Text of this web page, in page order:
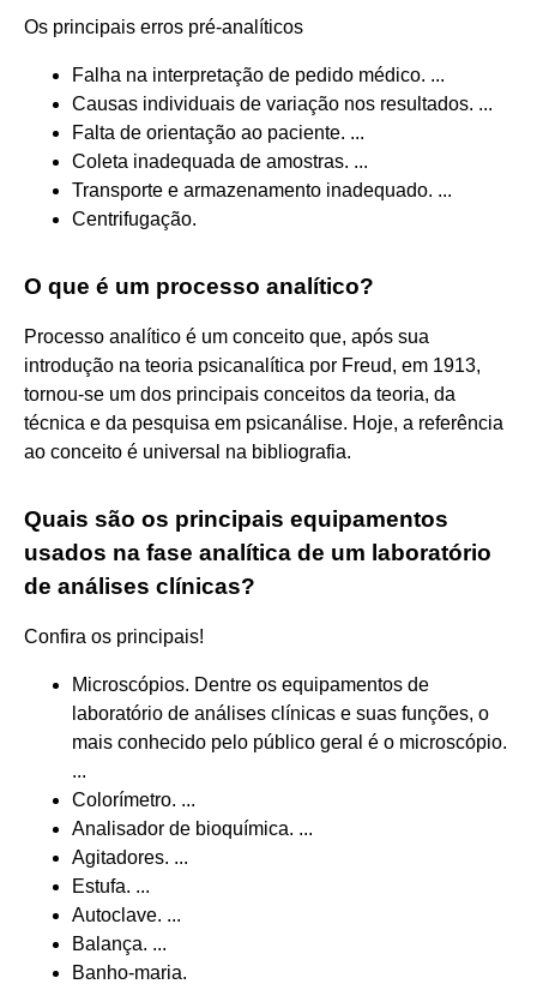
Os principais erros pré-analíticos
Falha na interpretação de pedido médico. ...
Causas individuais de variação nos resultados. ...
Falta de orientação ao paciente. ...
Coleta inadequada de amostras. ...
Transporte e armazenamento inadequado. ...
Centrifugação.
O que é um processo analítico?
Processo analítico é um conceito que, após sua
introdução na teoria psicanalítica por Freud, em 1913,
tornou-se um dos principais conceitos da teoria, da
técnica e da pesquisa em psicanálise. Hoje, a referência
ao conceito é universal na bibliografia.
Quais são os principais equipamentos
usados na fase analítica de um laboratório
de análises clínicas?
Confira os principais!
Microscópios. Dentre os equipamentos de
laboratório de análises clínicas e suas funções, o
mais conhecido pelo público geral é o microscópio.
...
Colorímetro. ...
Analisador de bioquímica. ...
Agitadores. ...
Estufa. ...
Autoclave. ...
Balança. ...
Banho-maria.